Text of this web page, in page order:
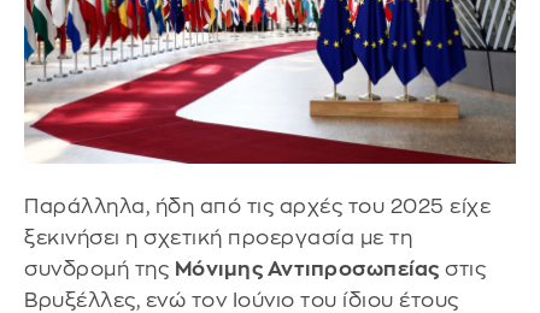
Παράλληλα, ήδη από τις αρχές του 2025 είχε
ξεκινήσει η σχετική προεργασία με τη
συνδρομή της Μόνιμης Αντιπροσωπείας στις
Βρυξέλλες, ενώ τον Ιούνιο του ίδιου έτους